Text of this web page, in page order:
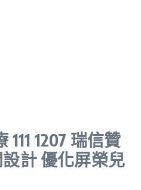
1207 瑞信贊
計 優化屏榮兒